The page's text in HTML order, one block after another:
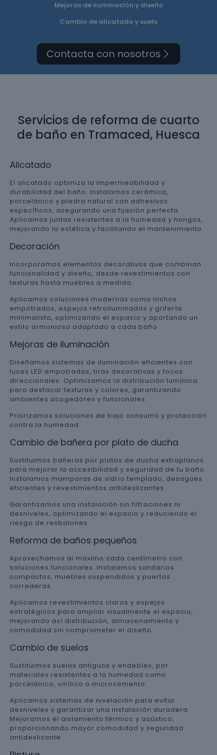
Mejoras de iluminación y diseño
Cambio de alicatado y suelo
Contacta con nosotros
Servicios de reforma de cuarto
de baño en Tramaced, Huesca
Alicatado
El alicatado optimiza la impermeabilidad y
durabilidad del baño. Instalamos cerámica,
porcelánico y piedra natural con adhesivos
específicos, asegurando una fijación perfecta.
Aplicamos juntas resistentes a la humedad y hongos,
mejorando la estética y facilitando el mantenimiento.
Decoración
Incorporamos elementos decorativos que combinan
funcionalidad y diseño, desde revestimientos con
texturas hasta muebles a medida.
Aplicamos soluciones modernas como nichos
empotrados, espejos retroiluminados y grifería
minimalista, optimizando el espacio y aportando un
estilo armonioso adaptado a cada baño.
Mejoras de iluminación
Diseñamos sistemas de iluminación eficientes con
luces LED empotradas, tiras decorativas y focos
direccionales. Optimizamos la distribución lumínica
para destacar texturas y colores, garantizando
ambientes acogedores y funcionales.
Priorizamos soluciones de bajo consumo y protección
contra la humedad.
Cambio de bañera por plato de ducha
Sustituimos bañeras por platos de ducha extraplanos
para mejorar la accesibilidad y seguridad de tu baño.
Instalamos mamparas de vidrio templado, desagües
eficientes y revestimientos antideslizantes.
Garantizamos una instalación sin filtraciones ni
desniveles, optimizando el espacio y reduciendo el
riesgo de resbalones.
Reforma de baños pequeños
Aprovechamos al máximo cada centímetro con
soluciones funcionales. Instalamos sanitarios
compactos, muebles suspendidos y puertas
correderas.
Aplicamos revestimientos claros y espejos
estratégicos para ampliar visualmente el espacio,
mejorando así distribución, almacenamiento y
comodidad sin comprometer el diseño.
Cambio de suelos
Sustituimos suelos antiguos y endebles, por
materiales resistentes a la humedad como
porcelánico, vinílico o microcemento.
Aplicamos sistemas de nivelación para evitar
desniveles y garantizar una instalación duradera.
Mejoramos el aislamiento térmico y acústico,
proporcionando mayor comodidad y seguridad
antideslizante.